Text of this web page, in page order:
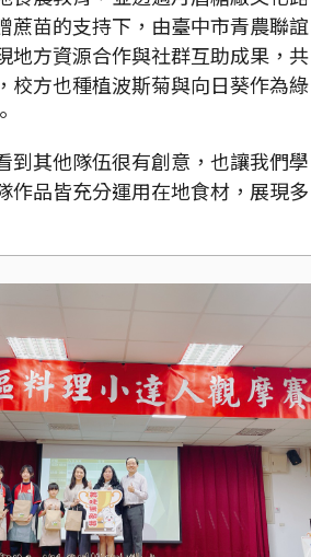
蔗苗的支持下，由臺中市青農聯誼
地方資源合作與社群互助成果，共
校方也種植波斯菊與向日葵作為綠
其他隊伍很有創意，也讓我們學
作品皆充分運用在地食材，展現多